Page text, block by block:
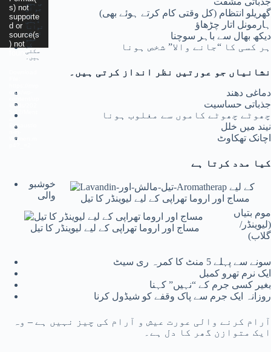
s) not
supporte
d or
source(s
) not
found
o.pk/wp-
loads/202
al-
Exhaustio
Women.m
ی ہیں
جو ان
کی
ذہنی
توانا
ئی کو
ختم
کر
سکتی
ہیں۔
گھریلو انتظام (کل وقتی کام کرتے ہوئے بھی)
ہارمونل اتار چڑھاؤ
دیکھ بھال سے باہر سوچنا
ہر کسی کا “جانے والا” شخص ہونا
نشانیاں جو عورتیں نظر انداز کرتی ہیں۔
دماغی دھند
جذباتی حساسیت
چھوٹے چھوٹے کاموں سے مغلوب ہونا
نیند میں خلل
اچانک تھکاوٹ
کیا مدد کرتا ہے
مساج اور اروما تھراپی کے لیے لیوینڈر کا تیل
مساج اور اروما تھراپی کے لیے لیوینڈر کا تیل
خوشبو
والی
موم بتیاں
(لیوینڈر/
گلاب)
سونے سے پہلے 5 منٹ کا کمرہ ری سیٹ
ایک نرم تھرو کمبل
بغیر کسی جرم کے “نہیں” کہنا
روزانہ ایک جرم سے پاک وقفے کو شیڈول کرنا
آرام کرنے والی عورت عیش و آرام کی چیز نہیں ہے – وہ
ایک متوازن گھر کا دل ہے۔